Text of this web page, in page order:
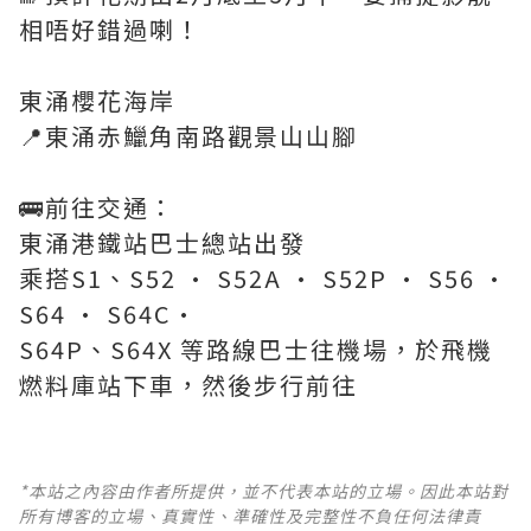
相唔好錯過喇！
東涌櫻花海岸
📍東涌赤鱲角南路觀景山山腳
🚌前往交通：
東涌港鐵站巴士總站出發
乘搭S1、S52 • S52A • S52P • S56 •
S64 • S64C•
S64P、S64X 等路線巴士往機場，於飛機
燃料庫站下車，然後步行前往
*本站之內容由作者所提供，並不代表本站的立場。因此本站對
所有博客的立場、真實性、準確性及完整性不負任何法律責